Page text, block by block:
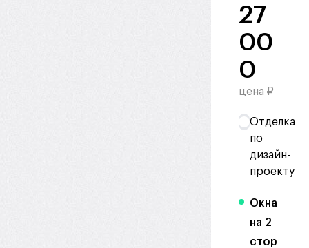
27
00
0
цена ₽
Отделка
по
дизайн-
проекту
Окна
на 2
стор